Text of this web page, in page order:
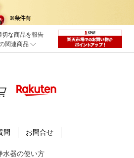
切な商品を報告
関連商品
問 お問合せ
水器の使い方